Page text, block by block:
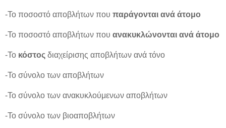
-Το ποσοστό αποβλήτων που παράγονται ανά άτομο
-Το ποσοστό αποβλήτων που ανακυκλώνονται ανά άτομο
-Το κόστος διαχείρισης αποβλήτων ανά τόνο
-Το σύνολο των αποβλήτων
-Το σύνολο των ανακυκλούμενων αποβλήτων
-Το σύνολο των βιοαποβλήτων